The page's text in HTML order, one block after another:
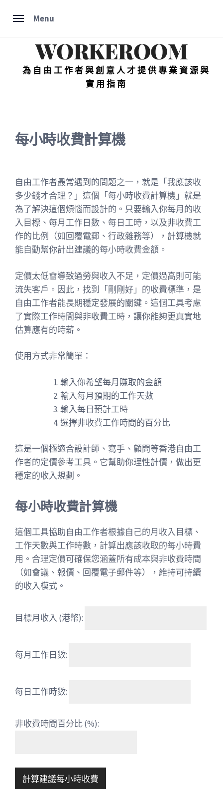
Menu
WORKEROOM
為自由工作者與創意人才提供專業資源與
實用指南
每小時收費計算機
自由工作者最常遇到的問題之一，就是「我應該收
多少錢才合理？」這個「每小時收費計算機」就是
為了解決這個煩惱而設計的。只要輸入你每月的收
入目標、每月工作日數、每日工時，以及非收費工
作的比例（如回覆電郵、行政雜務等），計算機就
能自動幫你計出建議的每小時收費金額。
定價太低會導致過勞與收入不足，定價過高則可能
流失客戶。因此，找到「剛剛好」的收費標準，是
自由工作者能長期穩定發展的關鍵。這個工具考慮
了實際工作時間與非收費工時，讓你能夠更真實地
估算應有的時薪。
使用方式非常簡單：
輸入你希望每月賺取的金額
輸入每月預期的工作天數
輸入每日預計工時
選擇非收費工作時間的百分比
這是一個極適合設計師、寫手、顧問等香港自由工
作者的定價參考工具。它幫助你理性計價，做出更
穩定的收入規劃。
每小時收費計算機
這個工具協助自由工作者根據自己的月收入目標、
工作天數與工作時數，計算出應該收取的每小時費
用。合理定價可確保您涵蓋所有成本與非收費時間
（如會議、報價、回覆電子郵件等），維持可持續
的收入模式。
目標月收入 (港幣):
每月工作日數:
每日工作時數:
非收費時間百分比 (%):
計算建議每小時收費